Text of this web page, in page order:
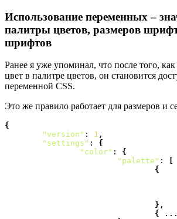
Использование переменных –
палитры цветов, размеров
шрифтов
Ранее я уже упоминал, что после того,
цвет в палитре цветов, он становится
переменной CSS.
Это же правило работает для размеров и
{
"version" : 1 ,
"settings" : {
"color" : {
"palette" :
{
} ,
{